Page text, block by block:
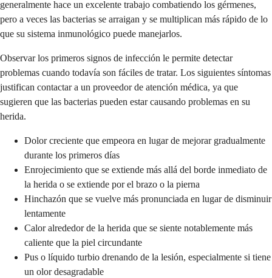
generalmente hace un excelente trabajo combatiendo los gérmenes,
pero a veces las bacterias se arraigan y se multiplican más rápido de lo
que su sistema inmunológico puede manejarlos.
Observar los primeros signos de infección le permite detectar
problemas cuando todavía son fáciles de tratar. Los siguientes síntomas
justifican contactar a un proveedor de atención médica, ya que
sugieren que las bacterias pueden estar causando problemas en su
herida.
Dolor creciente que empeora en lugar de mejorar gradualmente
durante los primeros días
Enrojecimiento que se extiende más allá del borde inmediato de
la herida o se extiende por el brazo o la pierna
Hinchazón que se vuelve más pronunciada en lugar de disminuir
lentamente
Calor alrededor de la herida que se siente notablemente más
caliente que la piel circundante
Pus o líquido turbio drenando de la lesión, especialmente si tiene
un olor desagradable